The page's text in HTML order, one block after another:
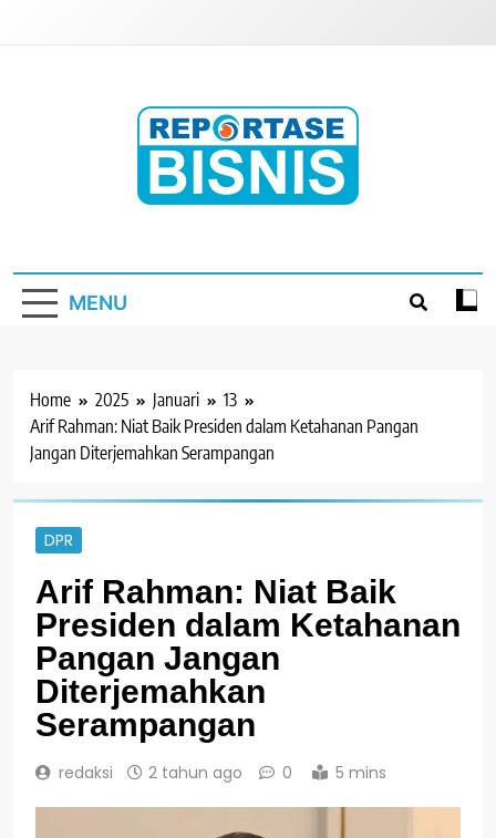
MENU
Home 2025 Januari
13
Arif Rahman: Niat Baik Presiden dalam Ketahanan Pangan
Jangan Diterjemahkan Serampangan
DPR
Arif Rahman: Niat Baik
Presiden dalam Ketahanan
Pangan Jangan
Diterjemahkan
Serampangan
redaksi 2 tahun ago 0 5 mins